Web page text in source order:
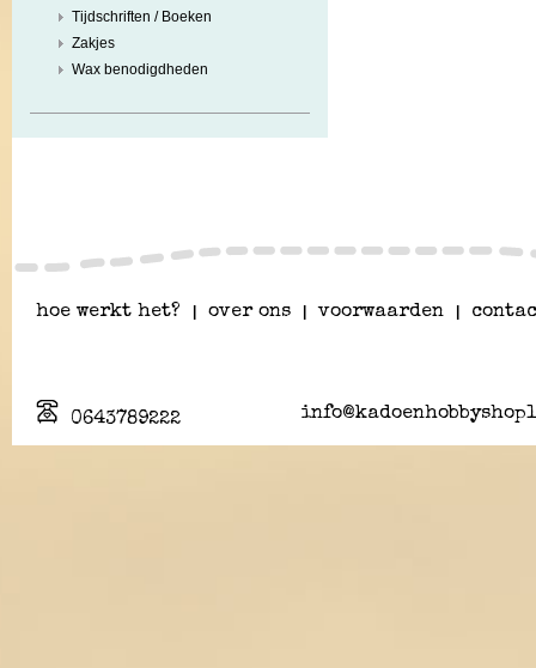
Tijdschriften / Boeken
Zakjes
Wax benodigdheden
hoe werkt het? over ons voorwaarden
0643789222